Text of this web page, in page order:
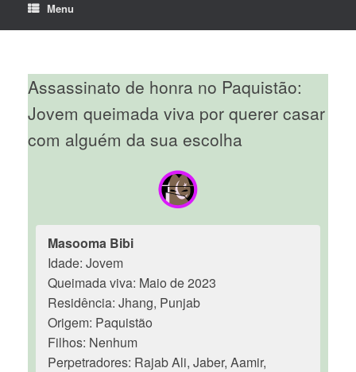
Menu
Assassinato de honra no Paquistão:
Jovem queimada viva por querer casar
com alguém da sua escolha
Masooma Bibi
Idade: Jovem
Queimada viva: Maio de 2023
Residência: Jhang, Punjab
Origem: Paquistão
Filhos: Nenhum
Perpetradores: Rajab Ali, Jaber, Aamir,